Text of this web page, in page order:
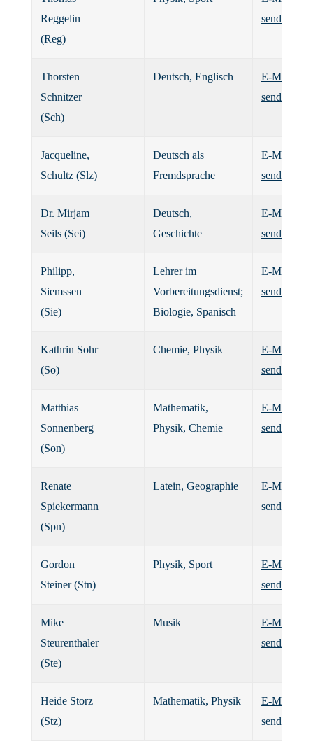
Reggelin
(Reg)
senden
Thorsten
Schnitzer
(Sch)
Deutsch, Englisch
E-Mail
senden
Jacqueline,
Schultz (Slz)
Deutsch als
Fremdsprache
E-Mail
senden
Dr. Mirjam
Seils (Sei)
Deutsch,
Geschichte
E-Mail
senden
Philipp,
Siemssen
(Sie)
Lehrer im
Vorbereitungsdienst;
Biologie, Spanisch
E-Mail
senden
Kathrin Sohr
(So)
Chemie, Physik
E-Mail
senden
Matthias
Sonnenberg
(Son)
Mathematik,
Physik, Chemie
E-Mail
senden
Renate
Spiekermann
(Spn)
Latein, Geographie
E-Mail
senden
Gordon
Steiner (Stn)
Physik, Sport
E-Mail
senden
Mike
Steurenthaler
(Ste)
Musik
E-Mail
senden
Heide Storz
(Stz)
Mathematik, Physik
E-Mail
senden